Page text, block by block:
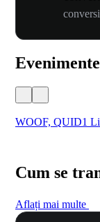
WOOF, QUID1
Cum se
Aflați mai multe